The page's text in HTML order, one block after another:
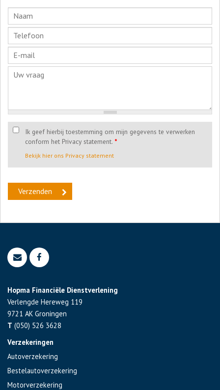
Ik geef hierbij toestemming om mijn gegevens te verwerken
conform het Privacy statement. *
Bekijk hier ons Privacy statement
Hopma Financiële Dienstverlening
Verlengde Hereweg 119
9721 AK Groningen
T (050) 526 3628
Verzekeringen
Autoverzekering
Bestelautoverzekering
Motorverzekering